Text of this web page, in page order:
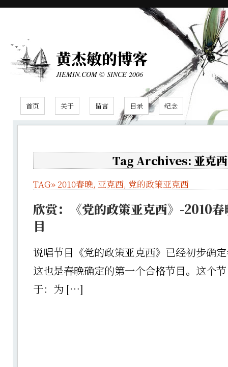
黄杰敏的博客
JIEMIN.COM © SINCE 2006
首页 关于 留言 目录 纪念
Tag Archives: 亚克西
TAG» 2010春晚, 亚克西, 党的政策亚克西
欣赏：《党的政策亚克西》-2010
目
说唱节目《党的政策亚克西》已经初步确
这也是春晚确定的第一个合格节目。这个
于：为 […]